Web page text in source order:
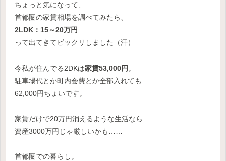
ちょっと気になって、
首都圏の家賃相場を調べてみたら、
2LDK：15～20万円
って出てきてビックリしました（汗）
今私が住んでる2DKは家賃53,000円。
駐車場代とか町内会費とか全部入れても
62,000円ちょいです。
家賃だけで20万円消えるような生活なら
資産3000万円じゃ厳しいかも……
首都圏での暮らし。